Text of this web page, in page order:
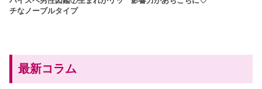
チなノーブルタイプ
最新コラム